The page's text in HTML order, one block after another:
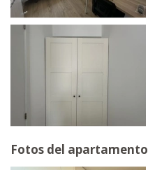
Fotos del apartamento